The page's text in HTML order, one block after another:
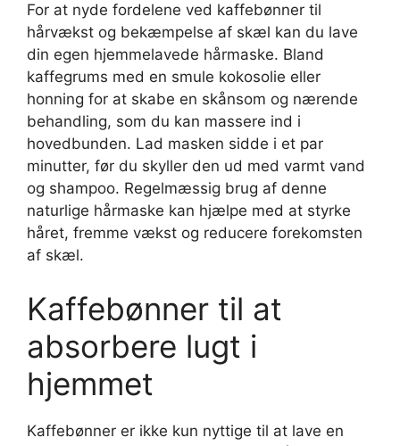
For at nyde fordelene ved kaffebønner til
hårvækst og bekæmpelse af skæl kan du lave
din egen hjemmelavede hårmaske. Bland
kaffegrums med en smule kokosolie eller
honning for at skabe en skånsom og nærende
behandling, som du kan massere ind i
hovedbunden. Lad masken sidde i et par
minutter, før du skyller den ud med varmt vand
og shampoo. Regelmæssig brug af denne
naturlige hårmaske kan hjælpe med at styrke
håret, fremme vækst og reducere forekomsten
af skæl.
Kaffebønner til at
absorbere lugt i
hjemmet
Kaffebønner er ikke kun nyttige til at lave en